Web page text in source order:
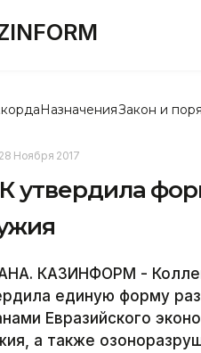
НазначенияЗакон и
Ноября 2017
утвердила
КАЗИНФОРМ -
единую форму
Евразийского
а также